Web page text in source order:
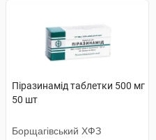
Піразинамід таблетки 500 мг
50 шт
Борщагівський ХФЗ